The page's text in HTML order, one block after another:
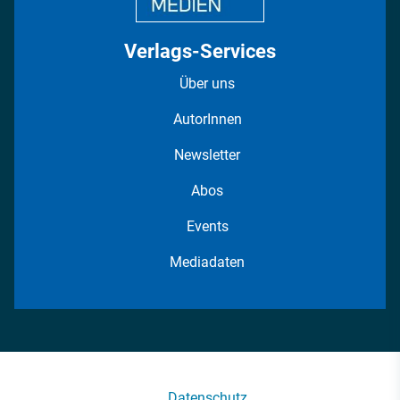
Verlags-Services
Über uns
AutorInnen
Newsletter
Abos
Events
Mediadaten